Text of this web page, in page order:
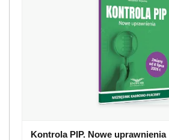
Kontrola PIP. Nowe uprawnienia